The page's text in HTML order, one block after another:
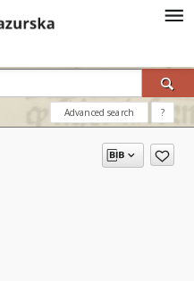
Advanced search ?